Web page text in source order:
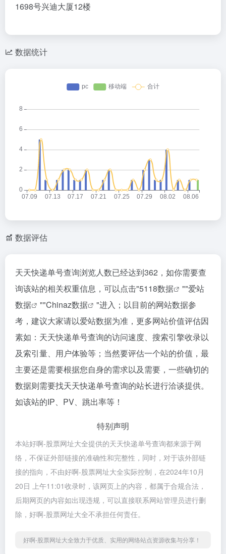
1698号兴迪大厦12楼
数据统计
数据评估
天天快递单号查询浏览人数已经达到362，如你需要查
询该站的相关权重信息，可以点击"5118数据 ""爱站
数据
""Chinaz数据
"进入；以目前的网站数据参
考，建议大家请以爱站数据为准，更多网站价值评估因
素如：天天快递单号查询的访问速度、搜索引擎收录以
及索引量、用户体验等；当然要评估一个站的价值，最
主要还是需要根据您自身的需求以及需要，一些确切的
数据则需要找天天快递单号查询的站长进行洽谈提供。
如该站的IP、PV、跳出率等！
特别声明
本站好啊-股票网址大全提供的天天快递单号查询都来源于网
络，不保证外部链接的准确性和完整性，同时，对于该外部链
接的指向，不由好啊-股票网址大全实际控制，在2024年10月
20日 上午11:01收录时，该网页上的内容，都属于合规合法，
后期网页的内容如出现违规，可以直接联系网站管理员进行删
除，好啊-股票网址大全不承担任何责任。
好啊-股票网址大全致力于优质、实用的网络站点资源收集与分享！